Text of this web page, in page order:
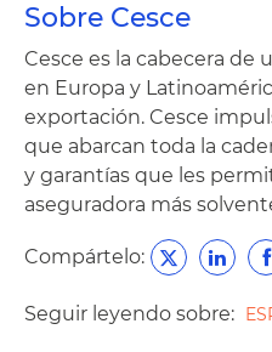
Sobre Cesce
Cesce es la cabecera
en Europa y
exportación. Cesce
que abarcan toda la
y garantías que les
aseguradora más
Compártelo:
Seguir leyendo sobre: